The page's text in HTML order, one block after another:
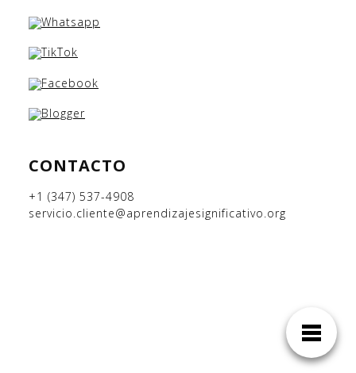
CONTACTO
+1 (347) 537-4908
servicio.cliente@aprendizajesignificativo.org